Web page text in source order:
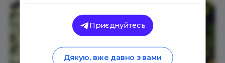
Приєднуйтесь
Дякую, вже давно з вами